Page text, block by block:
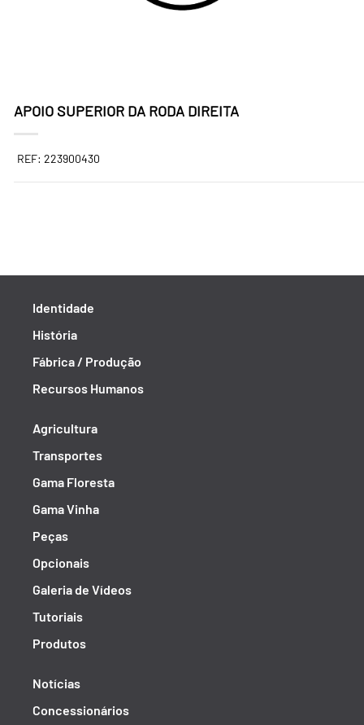
APOIO SUPERIOR DA RODA DIREITA
REF: 223900430
Identidade
História
Fábrica / Produção
Recursos Humanos
Agricultura
Transportes
Gama Floresta
Gama Vinha
Peças
Opcionais
Galeria de Vídeos
Tutoriais
Produtos
Notícias
Concessionários